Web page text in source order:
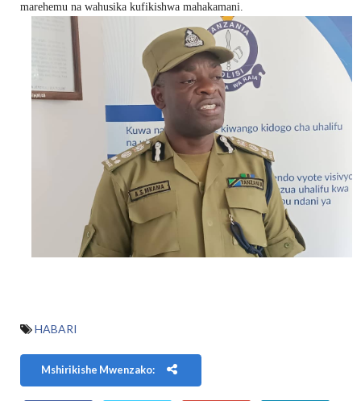
marehemu na wahusika kufikishwa mahakamani.
HABARI
Mshirikishe Mwenzako: